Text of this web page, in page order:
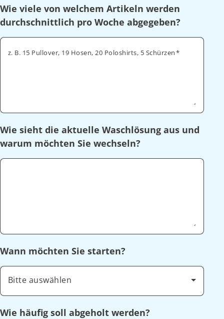
Wie viele von welchem Artikeln werden
durchschnittlich pro Woche abgegeben?
z. B. 15 Pullover, 19 Hosen, 20 Poloshirts, 5 Schürzen
Wie sieht die aktuelle Waschlösung aus und
warum möchten Sie wechseln?
Wann möchten Sie starten?
Bitte auswählen
Wie häufig soll abgeholt werden?